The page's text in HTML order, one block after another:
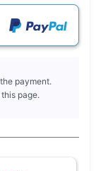
payment.
page.